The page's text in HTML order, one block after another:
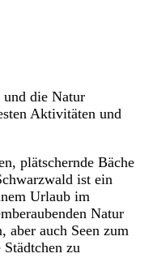
und die Natur
Aktivitäten und
plätschernde Bäche
ist ein
Urlaub im
Natur
aber auch Seen zum
zu